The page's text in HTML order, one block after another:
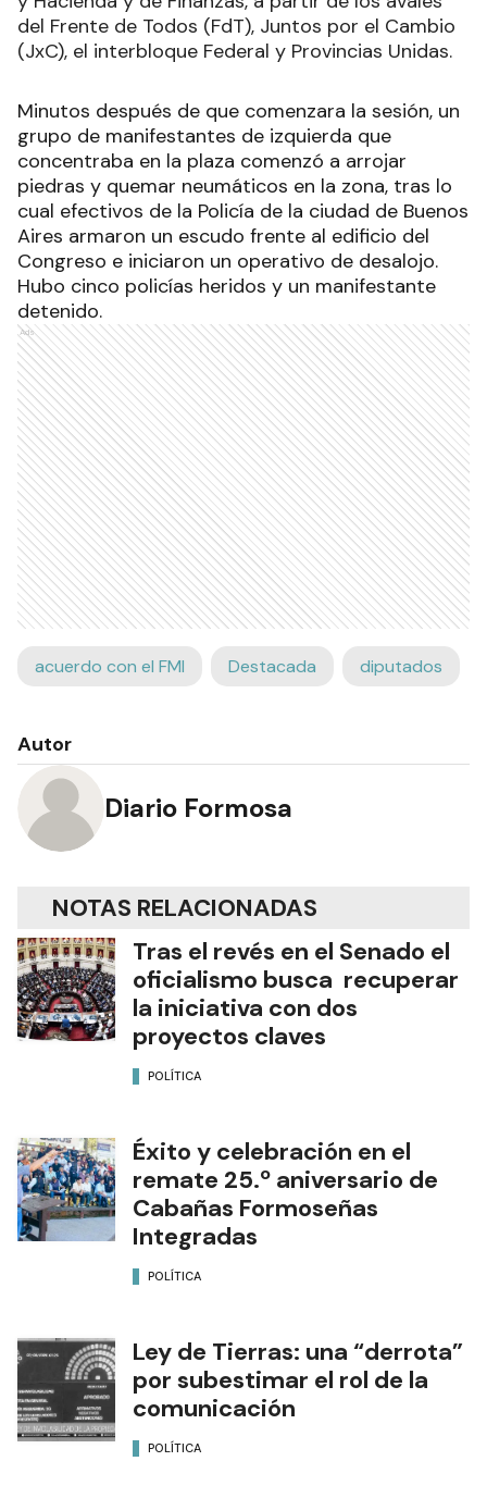
del Frente de Todos (FdT), Juntos por el Cambio
(JxC), el interbloque Federal y Provincias Unidas.
Minutos después de que comenzara la sesión, un
grupo de manifestantes de izquierda que
concentraba en la plaza comenzó a arrojar
piedras y quemar neumáticos en la zona, tras lo
cual efectivos de la Policía de la ciudad de Buenos
Aires armaron un escudo frente al edificio del
Congreso e iniciaron un operativo de desalojo.
Hubo cinco policías heridos y un manifestante
detenido.
Ads
acuerdo con el FMI Destacada diputados
Autor
Diario Formosa
NOTAS RELACIONADAS
Tras el revés en el Senado el
oficialismo busca recuperar
la iniciativa con dos
proyectos claves
POLÍTICA
Éxito y celebración en el
remate 25.º aniversario de
Cabañas Formoseñas
Integradas
POLÍTICA
Ley de Tierras: una “derrota”
por subestimar el rol de la
comunicación
POLÍTICA